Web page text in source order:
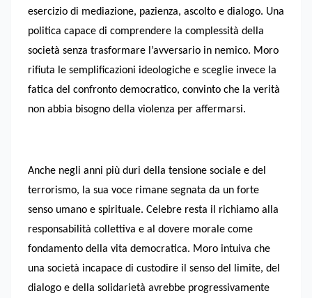
esercizio di mediazione, pazienza, ascolto e dialogo. Una
politica capace di comprendere la complessità della
società senza trasformare l’avversario in nemico. Moro
rifiuta le semplificazioni ideologiche e sceglie invece la
fatica del confronto democratico, convinto che la verità
non abbia bisogno della violenza per affermarsi.
Anche negli anni più duri della tensione sociale e del
terrorismo, la sua voce rimane segnata da un forte
senso umano e spirituale. Celebre resta il richiamo alla
responsabilità collettiva e al dovere morale come
fondamento della vita democratica. Moro intuiva che
una società incapace di custodire il senso del limite, del
dialogo e della solidarietà avrebbe progressivamente